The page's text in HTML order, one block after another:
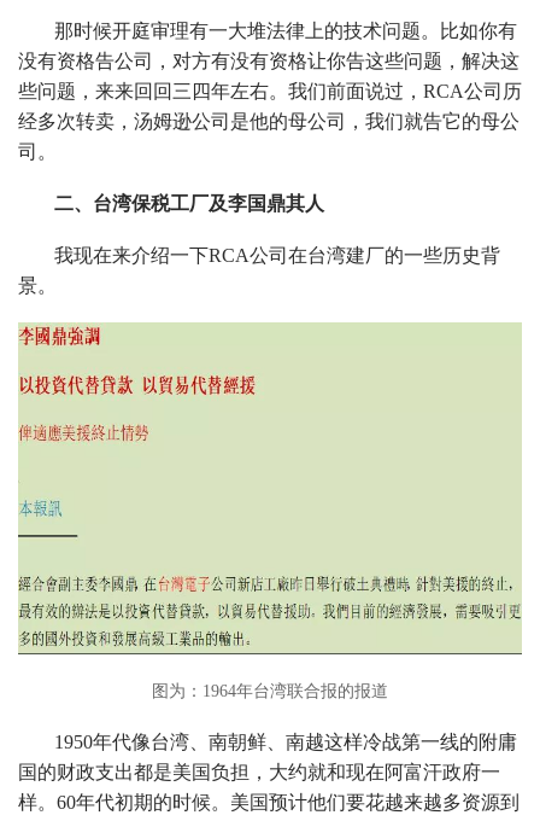
那时候开庭审理有一大堆法律上的技术问题。比如你有
没有资格告公司，对方有没有资格让你告这些问题，解决这
些问题，来来回回三四年左右。我们前面说过，RCA公司历
经多次转卖，汤姆逊公司是他的母公司，我们就告它的母公
司。
二、台湾保税工厂及李国鼎其人
我现在来介绍一下RCA公司在台湾建厂的一些历史背
景。
图为：1964年台湾联合报的报道
1950年代像台湾、南朝鲜、南越这样冷战第一线的附庸
国的财政支出都是美国负担，大约就和现在阿富汗政府一
样。60年代初期的时候。美国预计他们要花越来越多资源到